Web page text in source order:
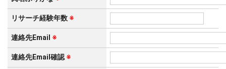
リサーチ経験年数 ※
連絡先Email ※
連絡先Email確認 ※